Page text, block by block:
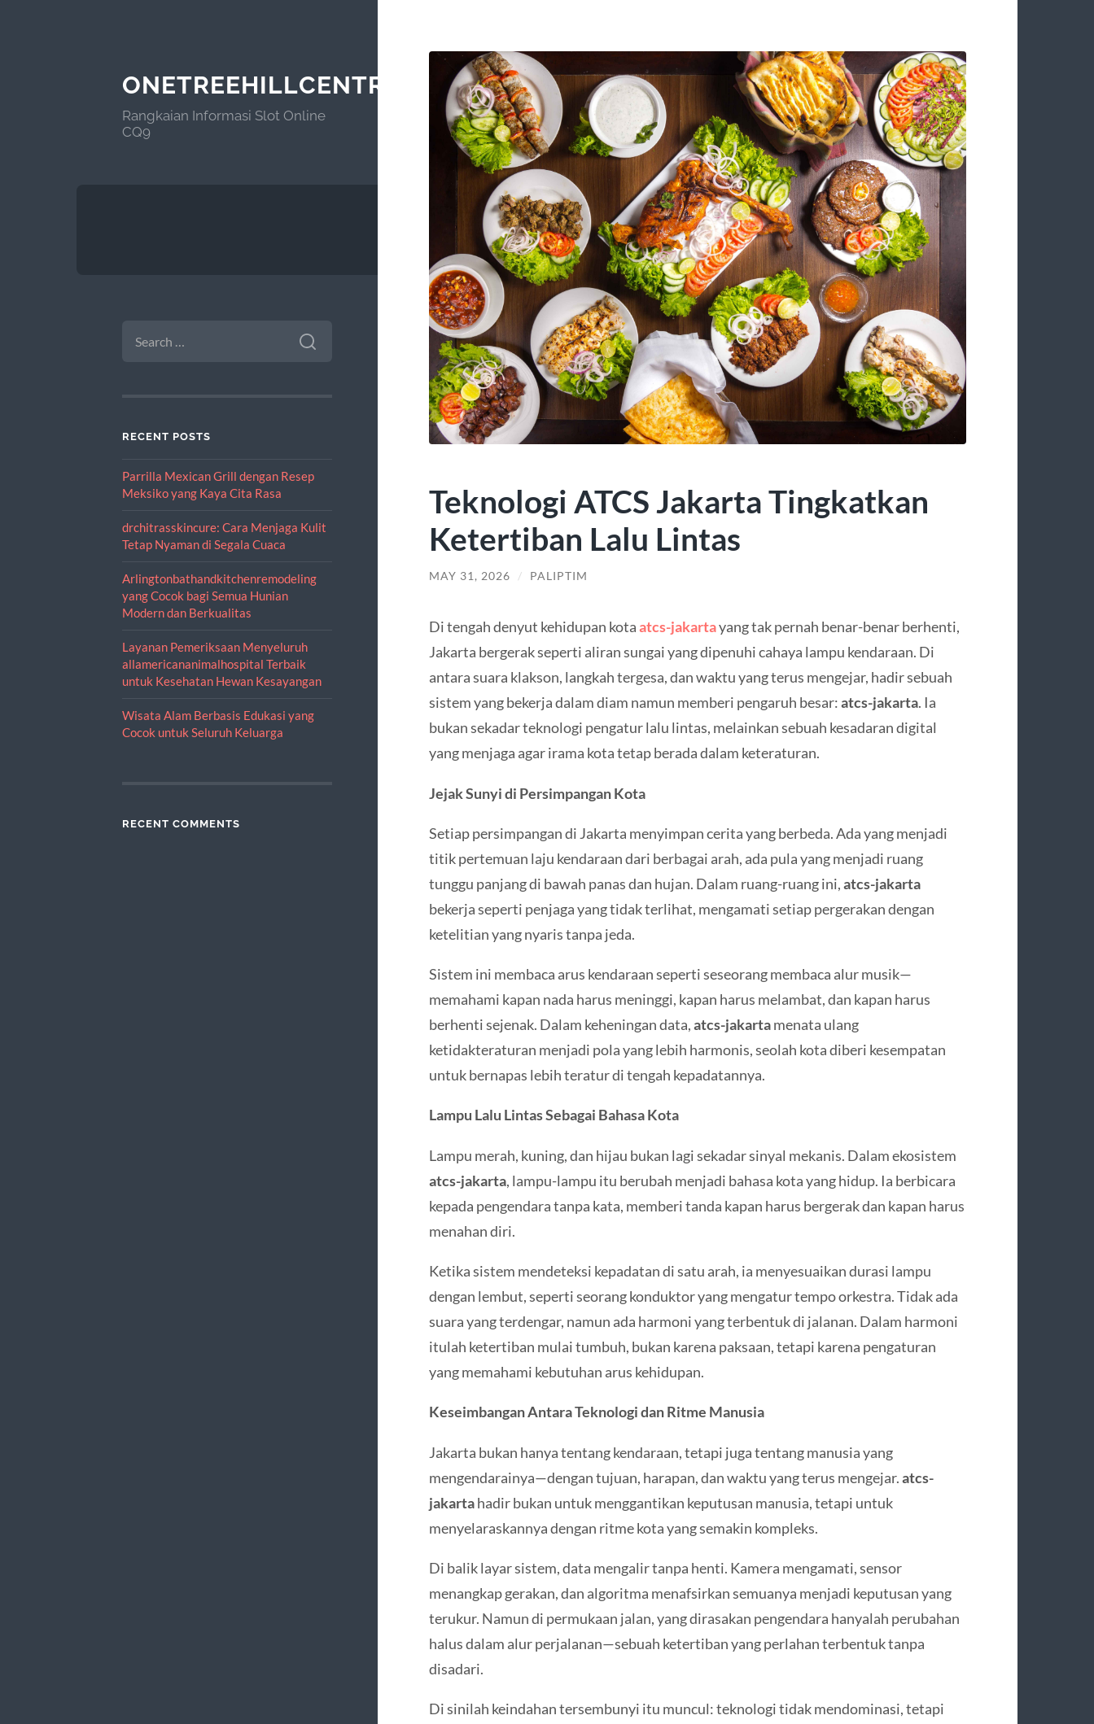
ONETREEHILLCENTRAL.ORG
Rangkaian Informasi Slot Online
CQ9
FOR:
RECENT POSTS
Parrilla Mexican Grill dengan Resep
Meksiko yang Kaya Cita Rasa
drchitrasskincure: Cara Menjaga Kulit
Tetap Nyaman di Segala Cuaca
Arlingtonbathandkitchenremodeling
yang Cocok bagi Semua Hunian
Modern dan Berkualitas
Layanan Pemeriksaan Menyeluruh
allamericananimalhospital Terbaik
untuk Kesehatan Hewan Kesayangan
Wisata Alam Berbasis Edukasi yang
Cocok untuk Seluruh Keluarga
RECENT COMMENTS
Teknologi ATCS Jakarta Tingkatkan
Ketertiban Lalu Lintas
MAY 31, 2026 / PALIPTIM
Di tengah denyut kehidupan kotaatcs-jakartayang tak pernah benar-benar berhenti,
Jakarta bergerak seperti aliran sungai yang dipenuhi cahaya lampu kendaraan. Di
antara suara klakson, langkah tergesa, dan waktu yang terus mengejar, hadir sebuah
sistem yang bekerja dalam diam namun memberi pengaruh besar:atcs-jakarta. Ia
bukan sekadar teknologi pengatur lalu lintas, melainkan sebuah kesadaran digital
yang menjaga agar irama kota tetap berada dalam keteraturan.
Jejak Sunyi di Persimpangan Kota
Setiap persimpangan di Jakarta menyimpan cerita yang berbeda. Ada yang menjadi
titik pertemuan laju kendaraan dari berbagai arah, ada pula yang menjadi ruang
tunggu panjang di bawah panas dan hujan. Dalam ruang-ruang ini,atcs-jakarta
bekerja seperti penjaga yang tidak terlihat, mengamati setiap pergerakan dengan
ketelitian yang nyaris tanpa jeda.
Sistem ini membaca arus kendaraan seperti seseorang membaca alur musik—
memahami kapan nada harus meninggi, kapan harus melambat, dan kapan harus
berhenti sejenak. Dalam keheningan data,atcs-jakartamenata ulang
ketidakteraturan menjadi pola yang lebih harmonis, seolah kota diberi kesempatan
untuk bernapas lebih teratur di tengah kepadatannya.
Lampu Lalu Lintas Sebagai Bahasa Kota
Lampu merah, kuning, dan hijau bukan lagi sekadar sinyal mekanis. Dalam ekosistem
atcs-jakarta, lampu-lampu itu berubah menjadi bahasa kota yang hidup. Ia berbicara
kepada pengendara tanpa kata, memberi tanda kapan harus bergerak dan kapan harus
menahan diri.
Ketika sistem mendeteksi kepadatan di satu arah, ia menyesuaikan durasi lampu
dengan lembut, seperti seorang konduktor yang mengatur tempo orkestra. Tidak ada
suara yang terdengar, namun ada harmoni yang terbentuk di jalanan. Dalam harmoni
itulah ketertiban mulai tumbuh, bukan karena paksaan, tetapi karena pengaturan
yang memahami kebutuhan arus kehidupan.
Keseimbangan Antara Teknologi dan Ritme Manusia
Jakarta bukan hanya tentang kendaraan, tetapi juga tentang manusia yang
mengendarainya—dengan tujuan, harapan, dan waktu yang terus mengejar.atcs-
jakartahadir bukan untuk menggantikan keputusan manusia, tetapi untuk
menyelaraskannya dengan ritme kota yang semakin kompleks.
Di balik layar sistem, data mengalir tanpa henti. Kamera mengamati, sensor
menangkap gerakan, dan algoritma menafsirkan semuanya menjadi keputusan yang
terukur. Namun di permukaan jalan, yang dirasakan pengendara hanyalah perubahan
halus dalam alur perjalanan—sebuah ketertiban yang perlahan terbentuk tanpa
disadari.
Di sinilah keindahan tersembunyi itu muncul: teknologi tidak mendominasi, tetapi